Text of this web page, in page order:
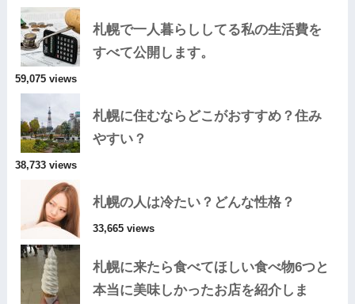
札幌で一人暮らししてる私の生活費を
すべて公開します。
59,075 views
札幌に住むならどこがおすすめ？住み
やすい？
38,733 views
札幌の人は冷たい？どんな性格？
33,665 views
札幌に来たら食べてほしい食べ物6つと
本当に美味しかったお店を紹介しま